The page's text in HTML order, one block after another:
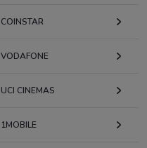
COINSTAR
VODAFONE
UCI CINEMAS
1MOBILE